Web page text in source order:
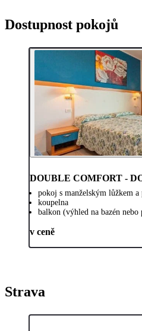
Dostupnost pokojů
DOUBLE COMFORT -
pokoj s manželským lůžkem
koupelna
balkon (výhled na bazén nebo
v ceně
Strava